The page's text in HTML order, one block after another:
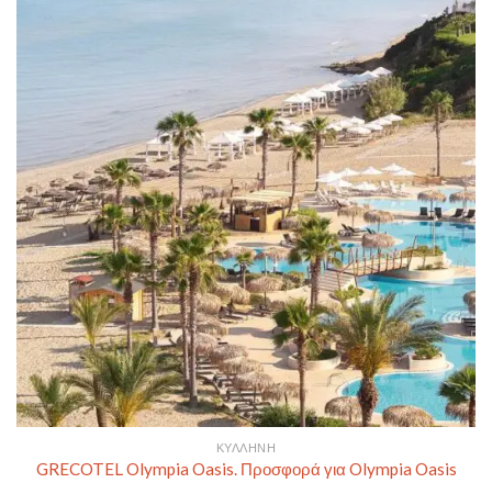
ΚΥΛΛΉΝΗ
GRECOTEL Olympia Oasis. Προσφορά για Olympia Oasis